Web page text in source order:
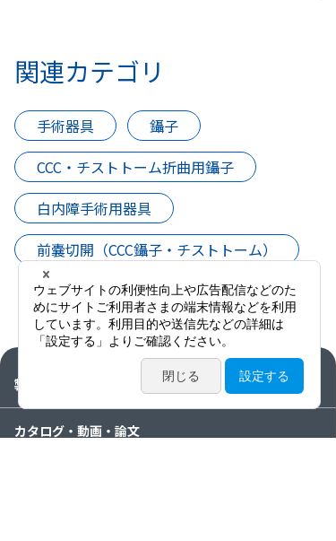
関連カテゴリ
手術器具
鑷子
CCC・チストトーム折曲用鑷子
白内障手術用器具
前嚢切開（CCC鑷子・チストトーム）
製品情報
カタログ・動画・論文